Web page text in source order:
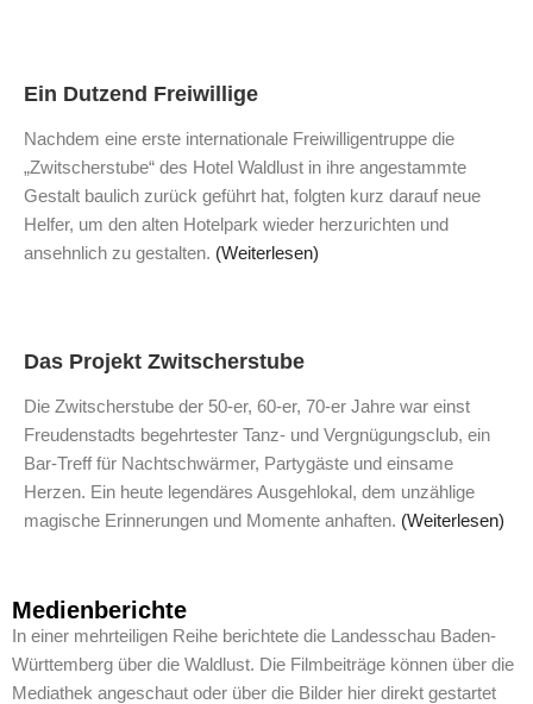
Ein Dutzend Freiwillige
Nachdem eine erste internationale Freiwilligentruppe die
„Zwitscherstube“ des Hotel Waldlust in ihre angestammte
Gestalt baulich zurück geführt hat, folgten kurz darauf neue
Helfer, um den alten Hotelpark wieder herzurichten und
ansehnlich zu gestalten. (Weiterlesen)
Das Projekt Zwitscherstube
Die Zwitscherstube der 50-er, 60-er, 70-er Jahre war einst
Freudenstadts begehrtester Tanz- und Vergnügungsclub, ein
Bar-Treff für Nachtschwärmer, Partygäste und einsame
Herzen. Ein heute legendäres Ausgehlokal, dem unzählige
magische Erinnerungen und Momente anhaften. (Weiterlesen)
Medienberichte
In einer mehrteiligen Reihe berichtete die Landesschau Baden-
Württemberg über die Waldlust. Die Filmbeiträge können über die
Mediathek angeschaut oder über die Bilder hier direkt gestartet